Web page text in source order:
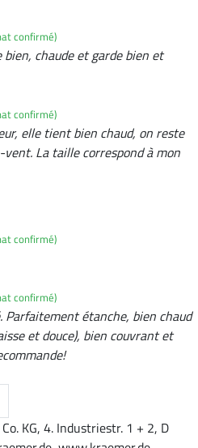
confirmé)
chaude et garde bien et
confirmé)
elle tient bien chaud, on reste
La taille correspond à mon
confirmé)
confirmé)
étanche, bien chaud
et douce), bien couvrant et
KG, 4. Industriestr. 1 + 2, D